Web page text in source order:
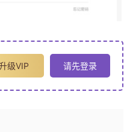
级VIP 请先登录